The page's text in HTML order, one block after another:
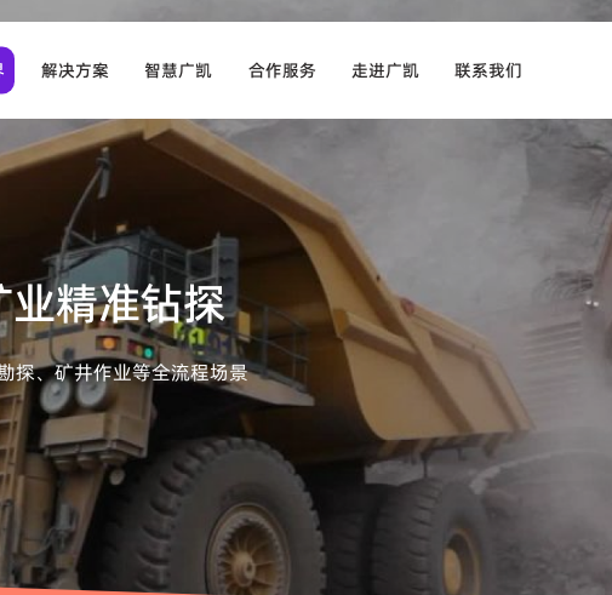
解决方案 智慧广凯
生产中心
工厂全貌
质检中心
影像中心
最新资讯
合作服务
客户类型
服务市场
合作流程
售后服务
走进广凯
企业文化
社会责任
联系我们
精准钻探
探、矿井作业等全流程场景